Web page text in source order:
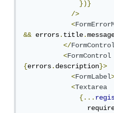
})}
/>
<
&& errors.title.
</
<FormControl
{errors.description}>
<FormLabel
<Textarea
{...